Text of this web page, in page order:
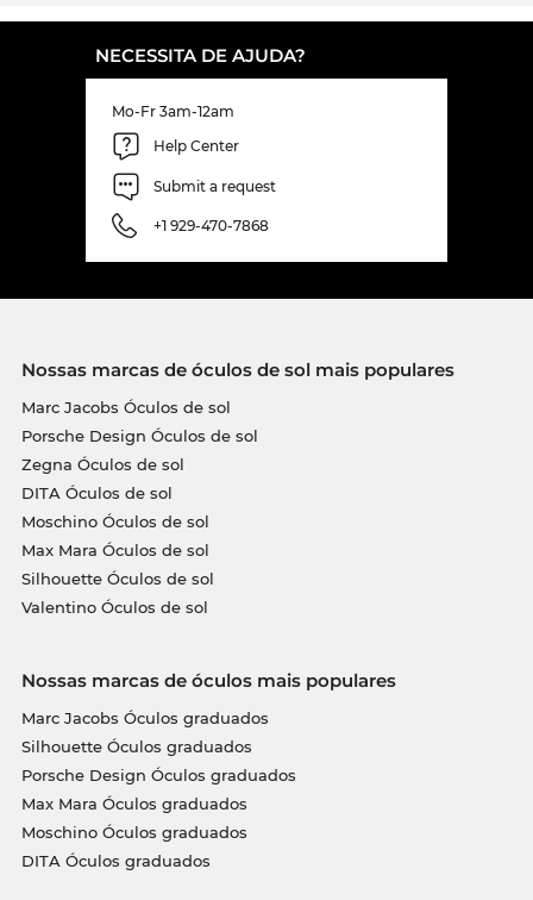
NECESSITA DE AJUDA?
Mo-Fr 3am-12am
Help Center
Submit a request
+1 929-470-7868
Nossas marcas de óculos de sol mais populares
Marc Jacobs Óculos de sol
Porsche Design Óculos de sol
Zegna Óculos de sol
DITA Óculos de sol
Moschino Óculos de sol
Max Mara Óculos de sol
Silhouette Óculos de sol
Valentino Óculos de sol
Nossas marcas de óculos mais populares
Marc Jacobs Óculos graduados
Silhouette Óculos graduados
Porsche Design Óculos graduados
Max Mara Óculos graduados
Moschino Óculos graduados
DITA Óculos graduados